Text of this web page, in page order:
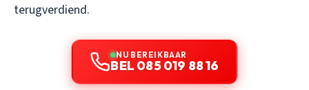
terugverdiend.
NU BEREIKBAAR
BEL 085 019 88 16